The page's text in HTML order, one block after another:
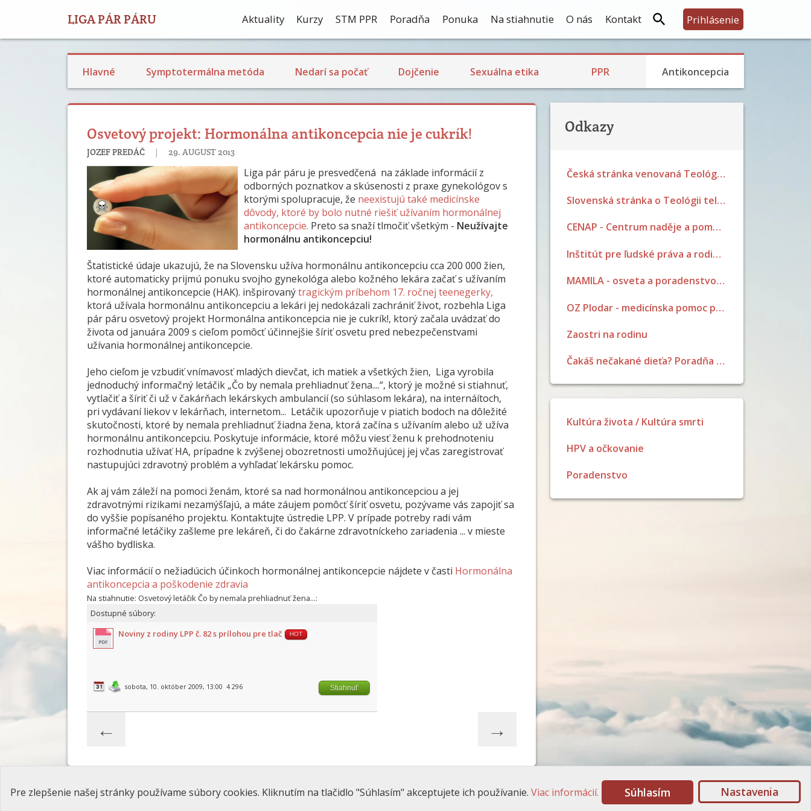
LIGA PÁR PÁRU Prihlásenie
Aktuality Kurzy STM PPR Poradňa Ponuka Na stiahnutie O nás Kontakt
Hlavné Symptotermálna metóda Nedarí sa počať Dojčenie Sexuálna etika PPR Antikoncepcia
Osvetový projekt: Hormonálna antikoncepcia nie je cukrík!
JOZEF PREDÁČ |29. AUGUST 2013
Liga pár páru je presvedčená na základe informácií z
odborných poznatkov a skúsenosti z praxe gynekológov s
ktorými spolupracuje, že neexistujú také medicínske
dôvody, ktoré by bolo nutné riešiť užívaním hormonálnej
antikoncepcie. Preto sa snaží tlmočiť všetkým - Neužívajte
hormonálnu antikoncepciu!
Štatistické údaje ukazujú, že na Slovensku užíva hormonálnu antikoncepciu cca 200 000 žien,
ktoré automaticky prijmú ponuku svojho gynekológa alebo kožného lekára začať s užívaním
hormonálnej antikoncepcie (HAK). inšpirovanýtragickým príbehom 17. ročnej teenegerky,
ktorá užívala hormonálnu antikoncepciu a lekári jej nedokázali zachrániť život, rozbehla Liga
pár páru osvetový projekt Hormonálna antikoncepcia nie je cukrík!, ktorý začala uvádzať do
života od januára 2009 s cieľom pomôcť účinnejšie šíriť osvetu pred nebezpečenstvami
užívania hormonálnej antikoncepcie.
Jeho cieľom je vzbudiť vnímavosť mladých dievčat, ich matiek a všetkých žien, Liga vyrobila
jednoduchý informačný letáčik „Čo by nemala prehliadnuť žena....“, ktorý je možné si stiahnuť,
vytlačiť a šíriť či už v čakárňach lekárskych ambulancií (so súhlasom lekára), na internáítoch,
pri vydávaní liekov v lekárňach, internetom... Letáčik upozorňuje v piatich bodoch na dôležité
skutočnosti, ktoré by nemala prehliadnuť žiadna žena, ktorá začína s užívaním alebo už užíva
hormonálnu antikoncepciu. Poskytuje informácie, ktoré môžu viesť ženu k prehodnoteniu
rozhodnutia užívať HA, prípadne k zvýšenej obozretnosti umožňujúcej jej včas zaregistrovať
nastupujúci zdravotný problém a vyhľadať lekársku pomoc.
Ak aj vám záleží na pomoci ženám, ktoré sa nad hormonálnou antikoncepciou a jej
zdravotnými rizikami nezamýšľajú, a máte záujem pomôcť šíriť osvetu, pozývame vás zapojiť sa
do vyššie popísaného projektu. Kontaktujte ústredie LPP. V prípade potreby radi vám
informačné letáčiky zašleme pre lekáreň, či do čakárne zdravotníckeho zariadenia ... v mieste
vášho bydliska.
Viac informácií o nežiadúcich účinkoch hormonálnej antikoncepcie nájdete v časti Hormonálna
antikoncepcia a poškodenie zdravia
Na stiahnutie: Osvetový letáčik Čo by nemala prehliadnuť žena...:
Dostupné súbory:
Noviny z rodiny LPP č. 82 s prílohou pre tlač
HOT
sobota, 10. október 2009, 13:00 4 296 Stiahnuť
← →
Odkazy
Česká stránka venovaná Teológii tela Jána Pavla II.
Slovenská stránka o Teológii tela Jána Pavla II.
CENAP - Centrum naděje a pomoci Brno
Inštitút pre ľudské práva a rodinnú politiku
MAMILA - osveta a poradenstvo pri dojčení
OZ Plodar - medicínska pomoc pri neplodnosti
Zaostri na rodinu
Čakáš nečakané dieťa? Poradňa pre ženy a dievčatá
Kultúra života / Kultúra smrti
HPV a očkovanie
Poradenstvo
Úvod\Kontakt\Ponuka\Cookies © Liga pár páru v SR
Pre zlepšenie našej stránky používame súbory cookies. Kliknutím na tlačidlo "Súhlasím" akceptujete ich používanie. Viac informácií. Súhlasím Nastavenia